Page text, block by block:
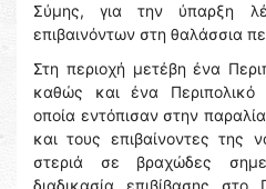
Σύμης, για την ύπαρξη
επιβαινόντων στη θαλάσσια
Στη περιοχή μετέβη ένα
καθώς και ένα
οποία εντόπισαν στην
και τους επιβαίνοντες της
στεριά σε βραχώδες